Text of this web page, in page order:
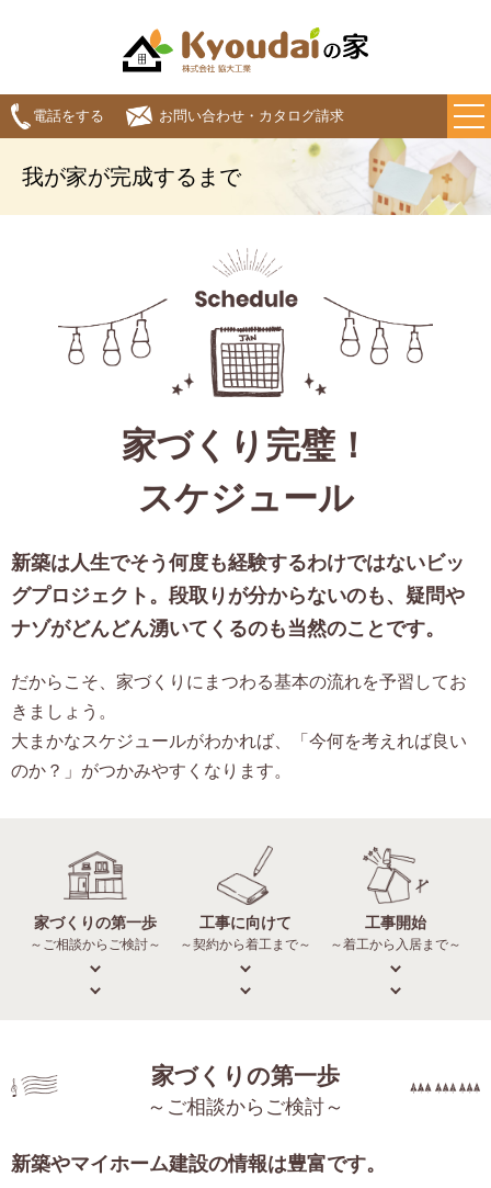
電話をする お問い合わせ・カタログ請求
我が家が完成するまで
家づくり完璧！
スケジュール
新築は人生でそう何度も経験するわけではないビッ
グプロジェクト。 段取りが分からないのも、疑問や
ナゾがどんどん湧いてくるのも当然のことです。
だからこそ、家づくりにまつわる基本の流れを予習してお
きましょう。
大まかなスケジュールがわかれば、「今何を考えれば良い
のか？」がつかみやすくなります。
家づくりの第一歩
～ご相談からご検討～
工事に向けて
～契約から着工まで～
工事開始
～着工から入居まで～
家づくりの第一歩
～ご相談からご検討～
新築やマイホーム建設の情報は豊富です。